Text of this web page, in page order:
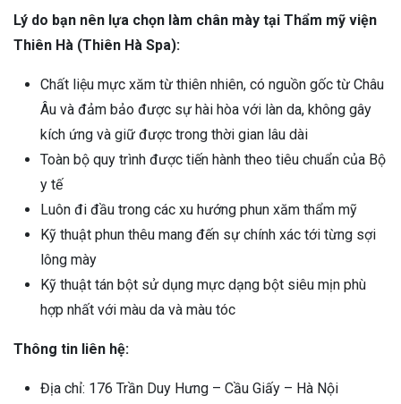
Lý do bạn nên lựa chọn làm chân mày tại Thẩm mỹ viện
Thiên Hà (Thiên Hà Spa):
Chất liệu mực xăm từ thiên nhiên, có nguồn gốc từ Châu
Âu và đảm bảo được sự hài hòa với làn da, không gây
kích ứng và giữ được trong thời gian lâu dài
Toàn bộ quy trình được tiến hành theo tiêu chuẩn của Bộ
y tế
Luôn đi đầu trong các xu hướng phun xăm thẩm mỹ
Kỹ thuật phun thêu mang đến sự chính xác tới từng sợi
lông mày
Kỹ thuật tán bột sử dụng mực dạng bột siêu mịn phù
hợp nhất với màu da và màu tóc
Thông tin liên hệ:
Địa chỉ: 176 Trần Duy Hưng – Cầu Giấy – Hà Nội